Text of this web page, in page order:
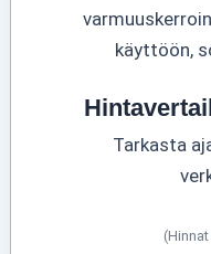
käyttöön,
Tarkasta